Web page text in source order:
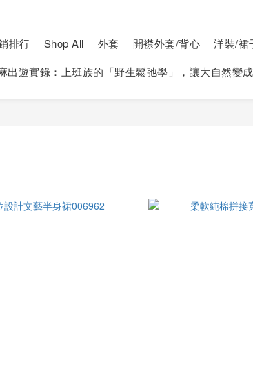
排行 Shop All 外套 開襟外套/背心 洋裝/裙
出遊實錄：上班族的「野生鬆弛學」，讓大自然變